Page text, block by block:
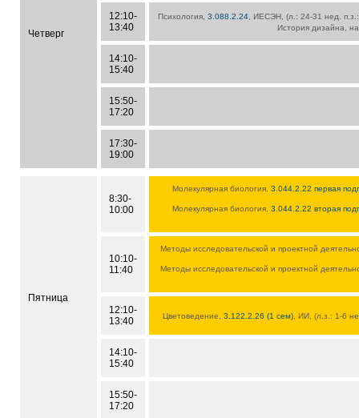
Четверг
12:10-
13:40
Психология,3.088.2.24 , ИЕСЭН, (л.: 24-31 нед.
История дизайна,
14:10-
15:40
15:50-
17:20
17:30-
19:00
Пятница
8:30-
10:00
Молекулярная биология, 3.044.2.22 первая
Молекулярная биология, 3.044.2.22 вторая
10:10-
11:40
Методы исследовательской и проектной
Методы исследовательской и проектной
12:10-
13:40
Цветоведение, 3.122.2.26 (1 сем) , ИИ, (л.з.: 1-6
14:10-
15:40
15:50-
17:20